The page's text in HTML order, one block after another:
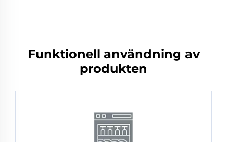
Funktionell användning av
produkten